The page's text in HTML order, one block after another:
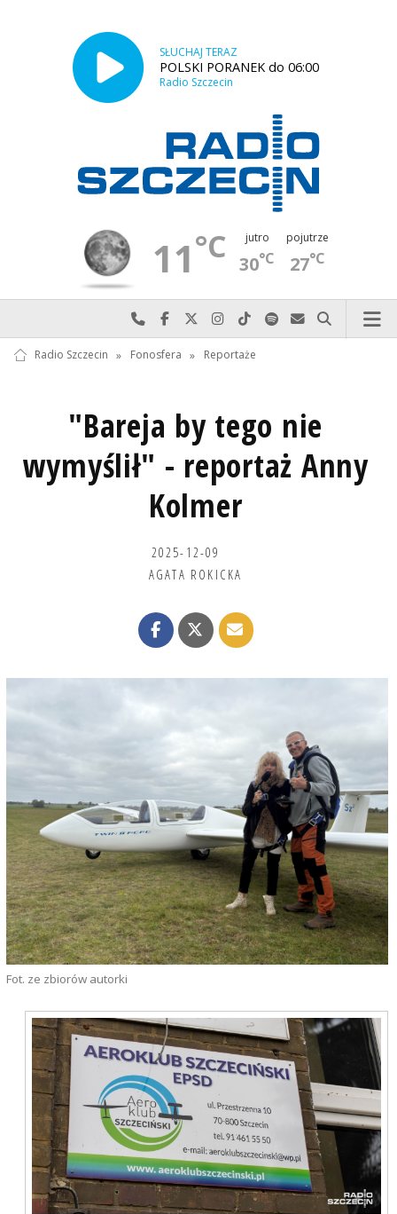
SŁUCHAJ TERAZ
POLSKI PORANEK do 06:00
Radio Szczecin
11°C jutro
30°C
pojutrze
27°C
Najlepiej po prostu do nas zadzwoń
Odwiedź nas na Facebook-u
Odwiedź nas na X
Odwiedź nas na Instagram-ie
Odwiedź nas na TikTok-u
Szukaj nas na Spotify
Wyślij do nas
Szukaj
Radio Szczecin » Fonosfera » Reportaże
"Bareja by tego nie
wymyślił" - reportaż Anny
Kolmer
2025-12-09
AGATA ROKICKA
Fot. ze zbiorów autorki